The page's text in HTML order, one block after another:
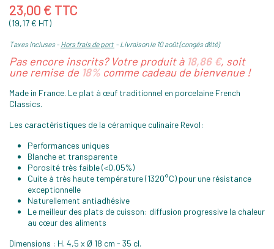
23,00 € TTC
(19,17 € HT)
Taxes incluses Hors frais de port Livraison le 10 août (congés d'été)
Pas encore inscrits? Votre produit à 18,86 €, soit
une remise de 18% comme cadeau de bienvenue !
Made in France. Le plat à œuf traditionnel en porcelaine French
Classics.
Les caractéristiques de la céramique culinaire Revol:
Performances uniques
Blanche et transparente
Porosité très faible (<0,05%)
Cuite à très haute température (1320°C) pour une résistance
exceptionnelle
Naturellement antiadhésive
Le meilleur des plats de cuisson: diffusion progressive la chaleur
au cœur des aliments
Dimensions : H. 4,5 x Ø 18 cm - 35 cl.